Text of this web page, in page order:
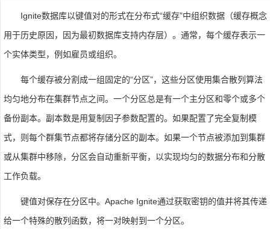
Ignite数据库以键值对的形式在分布式“缓存”中组织数据（缓存概念
用于历史原因，因为最初数据库支持内存层）。通常，每个缓存表示一
个实体类型，例如雇员或组织。
每个缓存被分割成一组固定的“分区”，这些分区使用集合散列算法
均匀地分布在集群节点之间。一个分区总是有一个主分区和零个或多个
备份副本。副本数是用复制因子参数配置的。如果配置了完全复制模
式，则每个群集节点都将存储分区的副本。如果一个节点被添加到集群
或从集群中移除，分区会自动重新平衡，以实现均匀的数据分布和分散
工作负载。
键值对保存在分区中。Apache Ignite通过获取密钥的值并将其传递
给一个特殊的散列函数，将一对映射到一个分区。